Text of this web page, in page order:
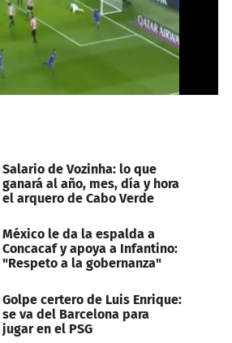
Salario de Vozinha: lo que
ganará al año, mes, día y hora
el arquero de Cabo Verde
México le da la espalda a
Concacaf y apoya a Infantino:
"Respeto a la gobernanza"
Golpe certero de Luis Enrique:
se va del Barcelona para
jugar en el PSG